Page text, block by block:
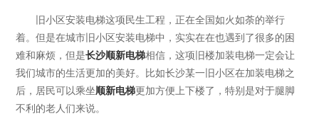
旧小区安装电梯这项民生工程，正在全国如火如荼的举行
着。但是在城市旧小区安装电梯中，实实在在也遇到了很多的困
难和麻烦，但是长沙顺新电梯相信，这项旧楼加装电梯一定会让
我们城市的生活更加的美好。比如长沙某一旧小区在加装电梯之
后，居民可以乘坐顺新电梯更加方便上下楼了，特别是对于腿脚
不利的老人们来说。